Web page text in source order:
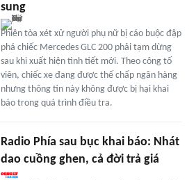
sung
Phiên tòa xét xử người phụ nữ bị cáo buộc đập
phá chiếc Mercedes GLC 200 phải tạm dừng
sau khi xuất hiện tình tiết mới. Theo công tố
viên, chiếc xe đang được thế chấp ngân hàng
nhưng thông tin này không được bị hại khai
báo trong quá trình điều tra.
Radio Phía sau bục khai báo: Nhát
dao cuồng ghen, cả đời trả giá